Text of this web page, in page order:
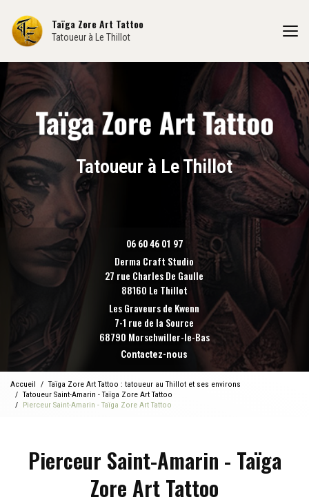
contenu
principal
Taïga Zore Art Tattoo
Tatoueur à Le Thillot
Tatoueur à Le Thillot
06 60 46 01 97
Derma Craft Studio
27 rue Charles De Gaulle
88160 Le Thillot
Les Graveurs de Kwenn
7-1 rue de la Source
68790 Morschwiller-le-Bas
Contactez-nous
Accueil
Taïga Zore Art Tattoo : tatoueur au Thillot et ses environs
Tatoueur Saint-Amarin - Taïga Zore Art Tattoo
Pierceur Saint-Amarin - Taïga Zore Art Tattoo
Pierceur Saint-Amarin - Taïga
Zore Art Tattoo